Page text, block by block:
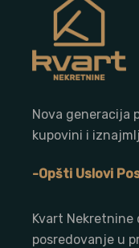
Nova generacija
kupovini i
-Opšti Uslovi
Kvart Nekretnine
posredovanje u